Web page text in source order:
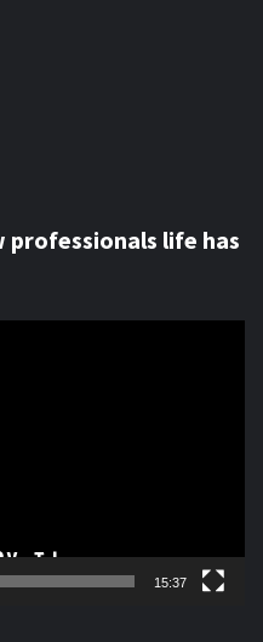
professionals life has
15:37